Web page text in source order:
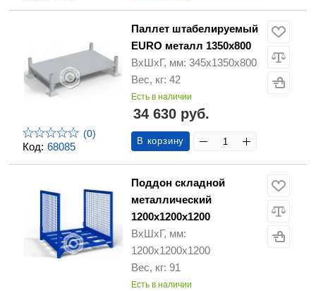
Код: 68085
(0)
Паллет штабелируемый
EURO металл 1350х800
ВхШхГ, мм: 345x1350x800
Вес, кг: 42
Есть в наличии
34 630 руб.
В корзину
Поддон складной
металлический
1200х1200х1200
ВхШхГ, мм:
1200х1200х1200
Вес, кг: 91
Есть в наличии